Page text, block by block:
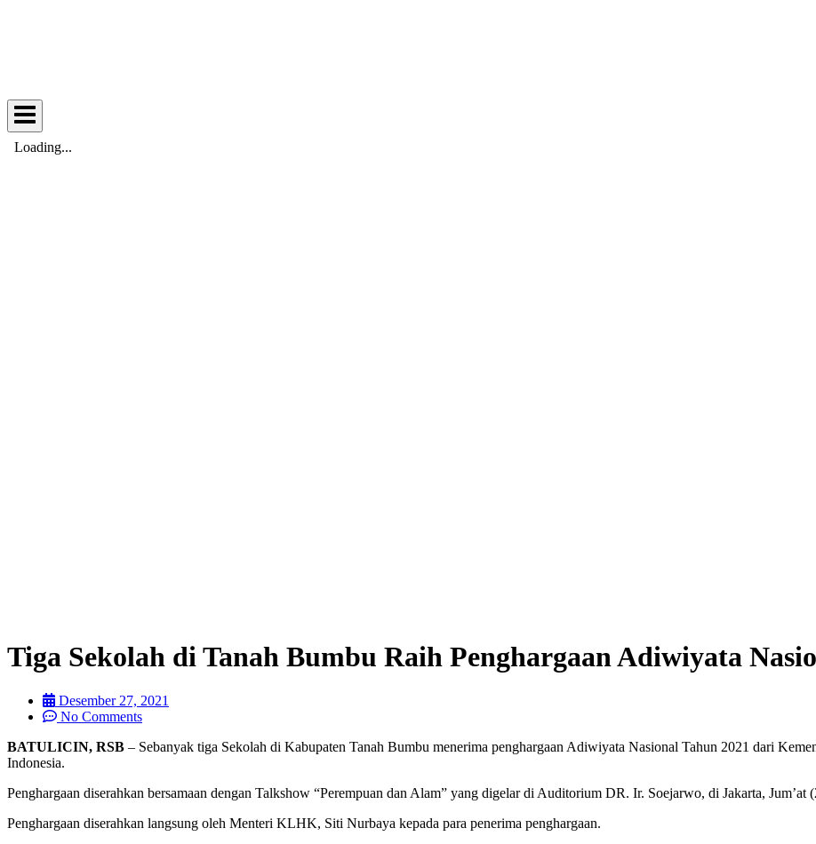
Tiga Sekolah di Tanah Bumbu Raih Penghargaan Adiwiyata
Desember 27, 2021
No Comments
BATULICIN, RSB – Sebanyak tiga Sekolah di Kabupaten Tanah Bumbu menerima penghargaan Adiwiyata Nasional Tahun 2021 dari
Indonesia.
Penghargaan diserahkan bersamaan dengan Talkshow “Perempuan dan Alam” yang digelar di Auditorium DR. Ir. Soejarwo, di Jakarta, Jum’at
Penghargaan diserahkan langsung oleh Menteri KLHK, Siti Nurbaya kepada para penerima penghargaan.